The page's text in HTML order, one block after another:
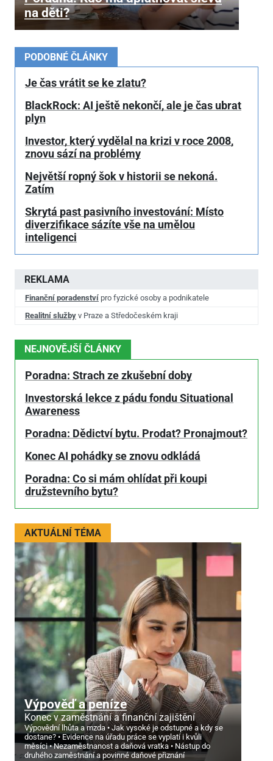
na děti?
REKLAMA
Finanční poradenství pro fyzické osoby a podnikatele
Realitní služby v Praze a Středočeském kraji
NEJNOVĚJŠÍ ČLÁNKY
Poradna: Strach ze zkušební doby
Investorská lekce z pádu fondu Situational
Awareness
Poradna: Dědictví bytu. Prodat? Pronajmout?
Konec AI pohádky se znovu odkládá
Poradna: Co si mám ohlídat při koupi
družstevního bytu?
AKTUÁLNÍ TÉMA
Výpověď a peníze
Konec v zaměstnání a finanční zajištění
Výpovědní lhůta a mzda
Jak vysoké je odstupné a kdy se
dostane?
Evidence na úřadu práce se vyplatí i kvůli
měsíci
Nezaměstnanost a daňová vratka
Nástup do
druhého zaměstnání a povinné daňové přiznání
PODOBNÉ ČLÁNKY
Je čas vrátit se ke zlatu?
BlackRock: AI ještě nekončí, ale je čas ubrat
plyn
Investor, který vydělal na krizi v roce 2008,
znovu sází na problémy
Největší ropný šok v historii se nekoná.
Zatím
Skrytá past pasivního investování: Místo
diverzifikace sázíte vše na umělou
inteligenci